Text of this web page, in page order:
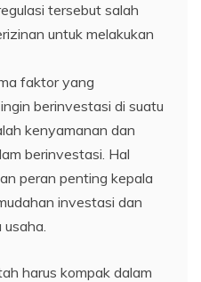
tersebut salah
untuk melakukan
faktor yang
berinvestasi di suatu
kenyamanan dan
berinvestasi. Hal
peran penting kepala
investasi dan
harus kompak dalam